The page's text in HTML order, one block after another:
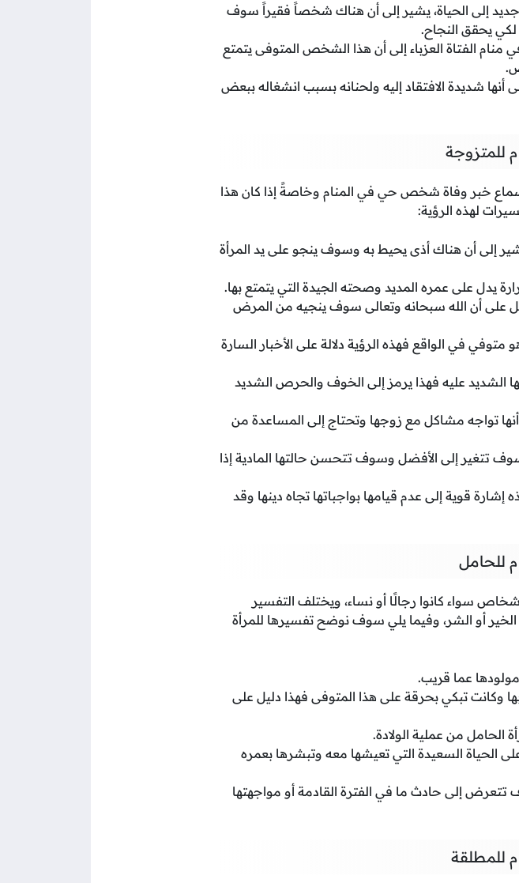
إلى الحياة، يشير إلى أن هناك شخصاً فقيراً سوف
يحقق النجاح.
منام الفتاة العزباء إلى أن هذا الشخص المتوفى يتمتع
أنها شديدة الافتقاد إليه ولحنانه بسبب انشغاله ببعض
للمتزوجة
سماع خبر وفاة شخص حي في المنام وخاصةً إذا كان هذا
لهذه الرؤية:
إلى أن هناك أذى يحيط به وسوف ينجو على يد المرأة
يدل على عمره المديد وصحته الجيدة التي يتمتع بها.
على أن الله سبحانه وتعالى سوف ينجيه من المرض
في الواقع فهذه الرؤية دلالة على الأخبار السارة
الشديد عليه فهذا يرمز إلى الخوف والحرص الشديد
تواجه مشاكل مع زوجها وتحتاج إلى المساعدة من
تتغير إلى الأفضل وسوف تتحسن حالتها المادية إذا
قوية إلى عدم قيامها بواجباتها تجاه دينها وقد
للحامل
سواء كانوا رجالًا أو نساء، ويختلف التفسير
أو الشر، وفيما يلي سوف نوضح تفسيرها للمرأة
عما قريب.
وكانت تبكي بحرقة على هذا المتوفى فهذا دليل على
الحامل من عملية الولادة.
الحياة السعيدة التي تعيشها معه وتبشرها بعمره
إلى حادث ما في الفترة القادمة أو مواجهتها
للمطلقة